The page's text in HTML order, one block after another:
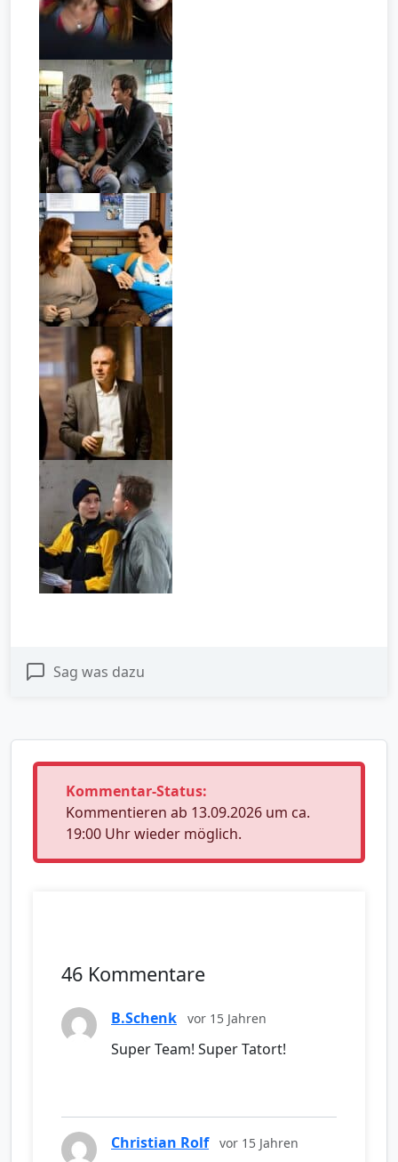
Sag was dazu
Kommentar-Status:
Kommentieren ab 13.09.2026 um ca.
19:00 Uhr wieder möglich.
46 Kommentare
B.Schenk vor 15 Jahren
Super Team! Super Tatort!
Christian Rolf vor 15 Jahren